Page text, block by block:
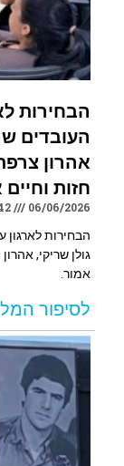
הבחירות
העובדים
אהרון
חזות
06/06/2026
10:42
הבחירות לארגון
גולן שריקי,
אמור.
לסיפור